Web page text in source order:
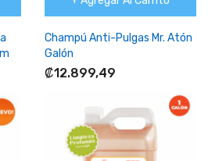
Champú Anti-Pulgas Mr. Atón
Galón
₡12.899,49